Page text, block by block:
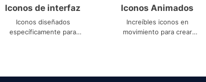
Iconos de interfaz
Iconos diseñados
específicamente para
Iconos Animados
Increíbles iconos en
movimiento para crear